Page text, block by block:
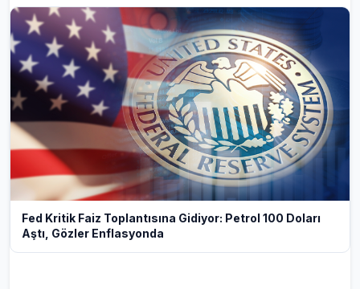
Fed Kritik Faiz Toplantısına Gidiyor: Petrol 100 Doları
Aştı, Gözler Enflasyonda